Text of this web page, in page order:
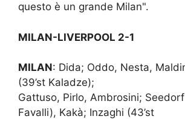
questo è un grande Milan".
MILAN-LIVERPOOL 2-1
MILAN: Dida; Oddo, Nesta,
(39’st Kaladze);
Gattuso, Pirlo, Ambrosini; Seedorf
Favalli), Kakà; Inzaghi (43’st